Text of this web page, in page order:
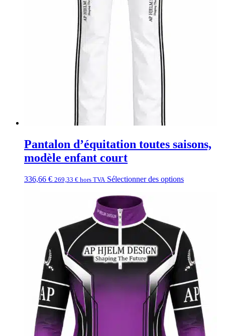
Pantalon d’équitation toutes saisons,
modèle enfant court
336,66 € 269,33 € hors TVA Sélectionner des options